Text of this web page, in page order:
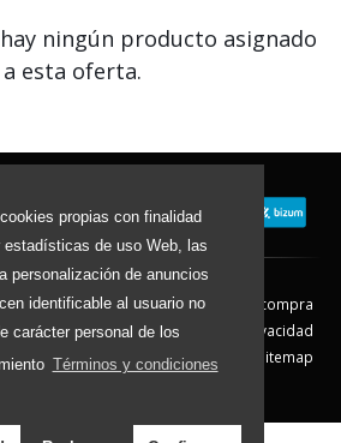
propias con finalidad
de uso Web, las
personalización de anuncios
identificable al usuario no
carácter personal de los
Términos y condiciones
ningún producto asignado
a esta oferta.
Aviso Legal
Condiciones de compra
de devolución
Política de Privacidad
Política de Cookies
Sitemap